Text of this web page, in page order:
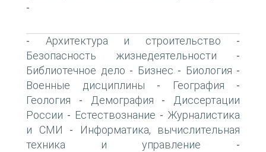
-
- Архитектура и строительство -
Безопасность жизнедеятельности -
Библиотечное дело - Бизнес - Биология -
Военные дисциплины - География -
Геология - Демография -
Диссертации
России - Естествознание - Журналистика
и СМИ -
Информатика, вычислительная
техника и управление -